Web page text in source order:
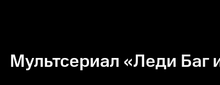
Мультсериал «Леди Баг